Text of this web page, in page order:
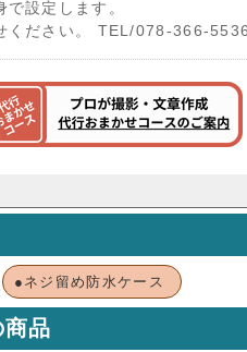
設定します。
ください。 TEL/078-366-5536
●ネジ留め防水ケース
品